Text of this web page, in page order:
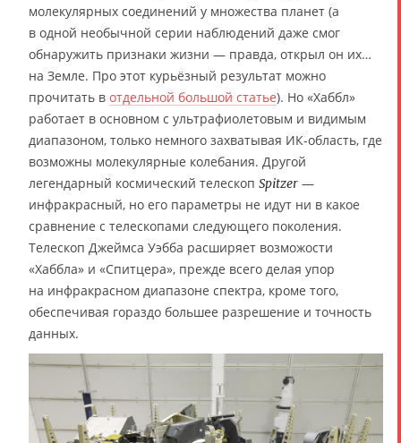
молекулярных соединений у множества планет (а
в одной необычной серии наблюдений даже смог
обнаружить признаки жизни — правда, открыл он их…
на Земле. Про этот курьёзный результат можно
прочитать в отдельной большой статье). Но «Хаббл»
работает в основном с ультрафиолетовым и видимым
диапазоном, только немного захватывая ИК-область, где
возможны молекулярные колебания. Другой
легендарный космический телескоп Spitzer —
инфракрасный, но его параметры не идут ни в какое
сравнение с телескопами следующего поколения.
Телескоп Джеймса Уэбба расширяет возможости
«Хаббла» и «Спитцера», прежде всего делая упор
на инфракрасном диапазоне спектра, кроме того,
обеспечивая гораздо большее разрешение и точность
данных.